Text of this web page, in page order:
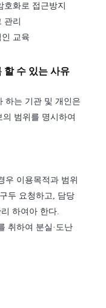
화로 접근방지
리
교육
할 수 있는 사유
하는 기관 및 개인은
범위를 명시하여
우 이용목적과 범위
두 요청하고, 담당
하여아 한다.
취하여 분실·도난